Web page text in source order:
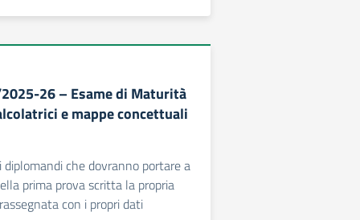
26 – Esame di Maturità
e mappe concettuali
che dovranno portare a
prima prova scritta la propria
con i propri dati